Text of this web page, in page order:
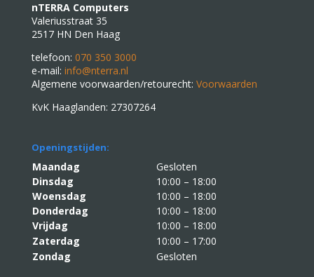
nTERRA Computers
Valeriusstraat 35
2517 HN Den Haag
telefoon: 070 350 3000
e-mail: info@nterra.nl
Algemene voorwaarden/retourecht: Voorwaarden
KvK Haaglanden: 27307264
Openingstijden:
Maandag
Gesloten
Dinsdag
10:00 – 18:00
Woensdag
10:00 – 18:00
Donderdag
10:00 – 18:00
Vrijdag
10:00 – 18:00
Zaterdag
10:00 – 17:00
Zondag
Gesloten